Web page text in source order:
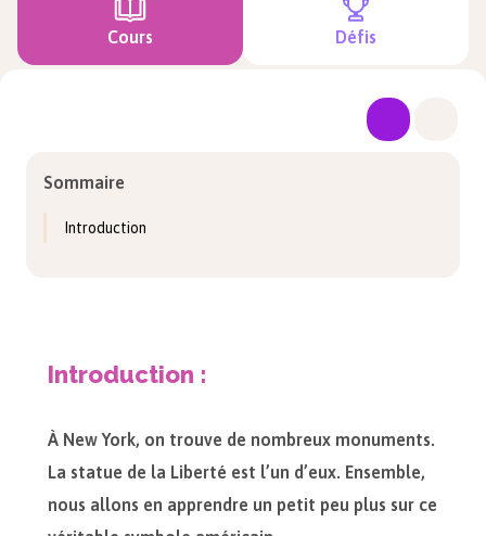
Cours Défis
Sommaire
Introduction
Introduction :
À New York, on trouve de nombreux monuments.
La statue de la Liberté est l’un d’eux. Ensemble,
nous allons en apprendre un petit peu plus sur ce